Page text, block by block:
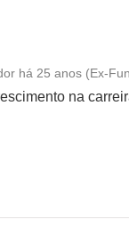
há 25 anos (Ex-
na